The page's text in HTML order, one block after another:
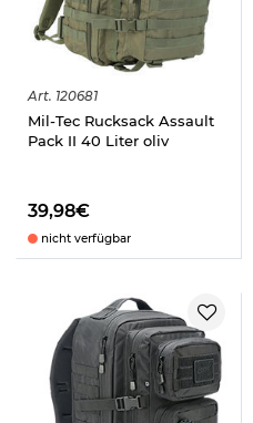
Art. 120681
Mil-Tec Rucksack Assault
Pack II 40 Liter oliv
39,98€
nicht verfügbar